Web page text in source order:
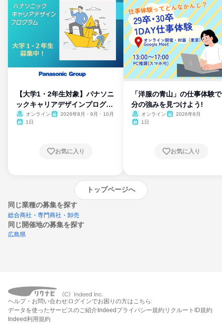
【大学1・2年生対象】パナソニ
ックキャリアデザインプログラ
ム
オンライン
2026年8月・9月・10月
1日
お気に入り
「洋服の青山」の仕事体験
分の強みを見つけよう!
オンライン
2026年8月
1日
お気に入り
トップページへ
同じ業種の募集を探す
総合商社・専門商社・卸売
同じ開催地の募集を探す
広島県
締切：なし
ヘルプ・お問い合わせ ログインでお困りの方はこちら
データを使ったサービスのご紹介 Indeedプライバシー規約 リクルートID規約
Indeed利用規約